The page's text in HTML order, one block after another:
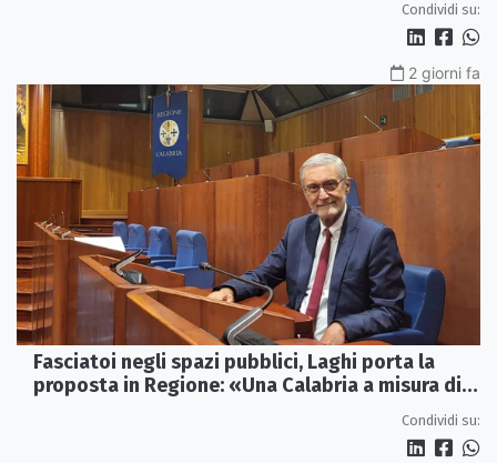
Condividi su:
2 giorni fa
Fasciatoi negli spazi pubblici, Laghi porta la
proposta in Regione: «Una Calabria a misura di
Condividi su: